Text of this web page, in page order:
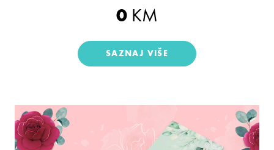
0 KM
SAZNAJ VIŠE